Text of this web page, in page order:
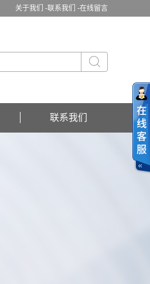
关于我们 -联系我们 -在线留言
联系我们